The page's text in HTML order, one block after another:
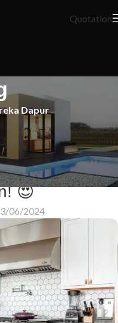
Quotation
Dapur
DAPUR
Dapur
Lebih Cerah &
😍
06/2024